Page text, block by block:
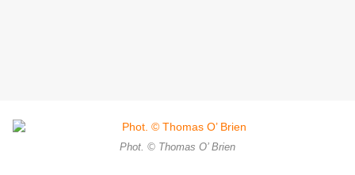
Phot. © Thomas O’ Brien